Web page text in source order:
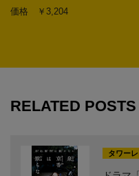
価格 ￥3,204
RELATED POSTS
タワー